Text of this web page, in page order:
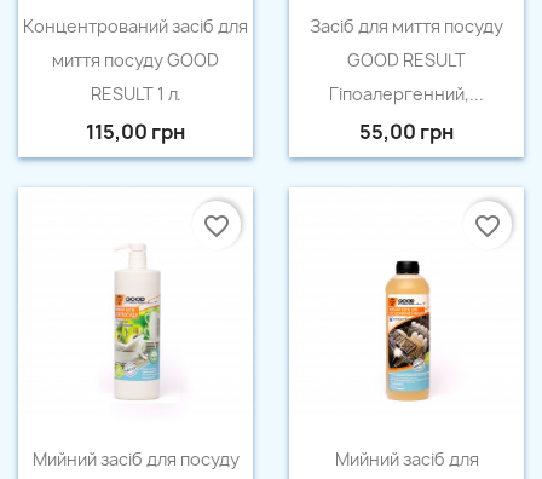
 Швидкий перегляд
Концентрований засіб для
миття посуду GOOD
RESULT 1 л.
115,00 грн
 Швидкий перегляд
Засіб для миття посуду
GOOD RESULT
Гіпоалергенний,...
55,00 грн
Швидкий перегляд
Мийний засіб для посуду
favorite_border
Швидкий перегляд
Мийний засіб для
favorite_border